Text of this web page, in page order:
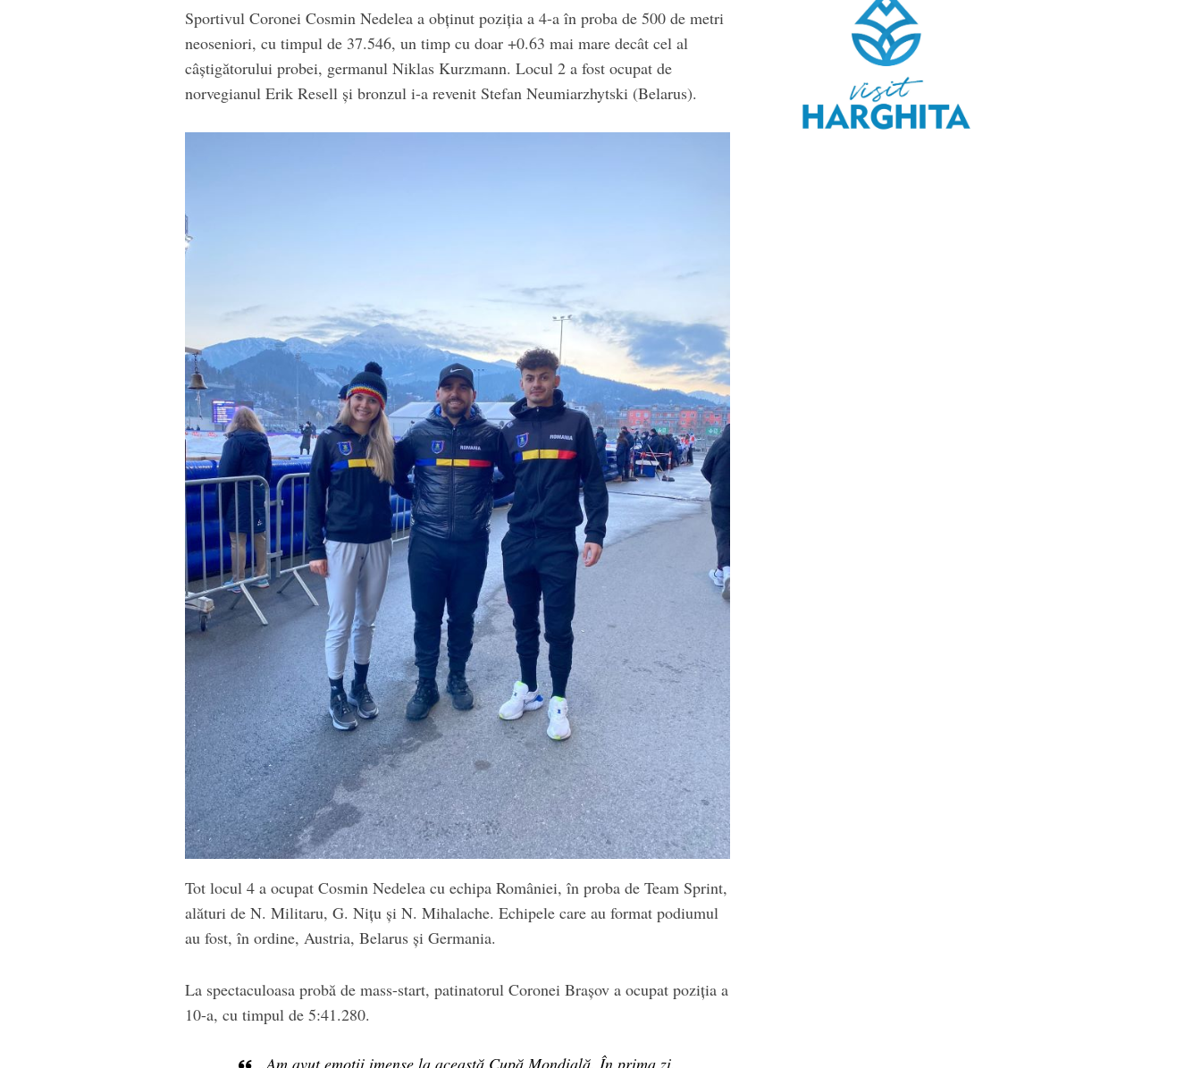
Sportivul Coronei Cosmin Nedelea a obținut poziția a 4-a în proba de 500 de metri
neoseniori, cu timpul de 37.546, un timp cu doar +0.63 mai mare decât cel al
câștigătorului probei, germanul Niklas Kurzmann. Locul 2 a fost ocupat de
norvegianul Erik Resell și bronzul i-a revenit Stefan Neumiarzhytski (Belarus).
Tot locul 4 a ocupat Cosmin Nedelea cu echipa României, în proba de Team Sprint,
alături de N. Militaru, G. Nițu și N. Mihalache. Echipele care au format podiumul
au fost, în ordine, Austria, Belarus și Germania.
La spectaculoasa probă de mass-start, patinatorul Coronei Brașov a ocupat poziția a
10-a, cu timpul de 5:41.280.
„Am avut emoții imense la această Cupă Mondială. În prima zi,